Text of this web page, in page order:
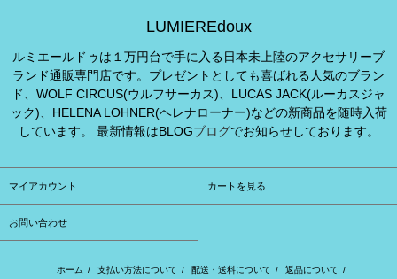
LUMIEREdoux
ルミエールドゥは１万円台で手に入る日本未上陸のアクセサリーブ
ランド通販専門店です。プレゼントとしても喜ばれる人気のブラン
ド、WOLF CIRCUS(ウルフサーカス)、LUCAS JACK(ルーカスジャ
ック)、HELENA LOHNER(ヘレナローナー)などの新商品を随時入荷
しています。 最新情報はBLOGブログでお知らせしております。
マイアカウント カートを見る
お問い合わせ
ホーム / 支払い方法について / 配送・送料について / 返品について /